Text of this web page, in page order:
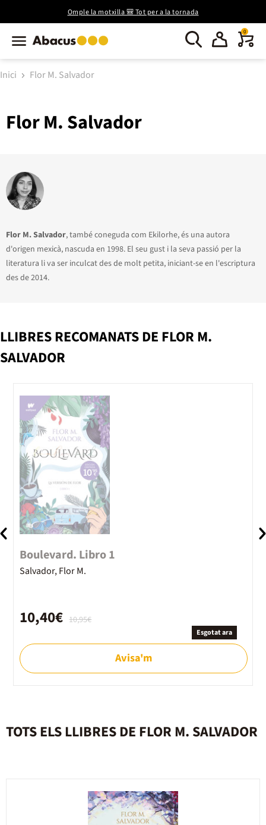
Omple la motxilla 🎒 Tot per a la tornada
0
Inici Flor M. Salvador
Flor M. Salvador
Flor M. Salvador, també coneguda com Ekilorhe, és una autora
d'origen mexicà, nascuda en 1998. El seu gust i la seva passió per la
literatura li va ser inculcat des de molt petita, iniciant-se en l'escriptura
des de 2014.
LLIBRES RECOMANATS DE FLOR M.
SALVADOR
Boulevard. Libro 1
Salvador, Flor M.
10,95€
10,40€
Esgotat ara
Avisa'm
TOTS ELS LLIBRES DE FLOR M. SALVADOR